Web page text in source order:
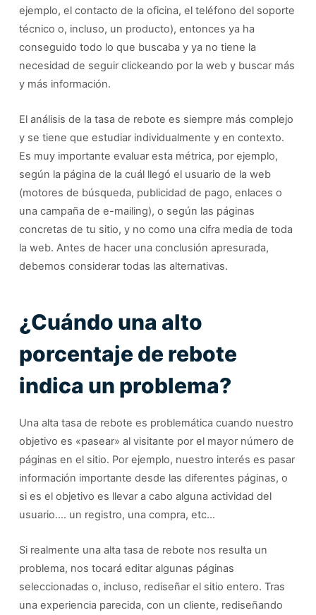
ejemplo, el contacto de la oficina, el teléfono del soporte
técnico o, incluso, un producto), entonces ya ha
conseguido todo lo que buscaba y ya no tiene la
necesidad de seguir clickeando por la web y buscar más
y más información.
El análisis de la tasa de rebote es siempre más complejo
y se tiene que estudiar individualmente y en contexto.
Es muy importante evaluar esta métrica, por ejemplo,
según la página de la cuál llegó el usuario de la web
(motores de búsqueda, publicidad de pago, enlaces o
una campaña de e-mailing), o según las páginas
concretas de tu sitio, y no como una cifra media de toda
la web. Antes de hacer una conclusión apresurada,
debemos considerar todas las alternativas.
¿Cuándo una alto
porcentaje de rebote
indica un problema?
Una alta tasa de rebote es problemática cuando nuestro
objetivo es «pasear» al visitante por el mayor número de
páginas en el sitio. Por ejemplo, nuestro interés es pasar
información importante desde las diferentes páginas, o
si es el objetivo es llevar a cabo alguna actividad del
usuario…. un registro, una compra, etc…
Si realmente una alta tasa de rebote nos resulta un
problema, nos tocará editar algunas páginas
seleccionadas o, incluso, rediseñar el sitio entero. Tras
una experiencia parecida, con un cliente, rediseñando